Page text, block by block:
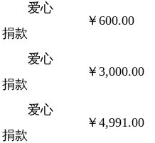
爱心
捐款
￥600.00
爱心
捐款
￥3,000.00
爱心
捐款
￥4,991.00